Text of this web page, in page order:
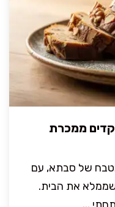
ממכרת
של סבתא, עם
שממלא את הבית.